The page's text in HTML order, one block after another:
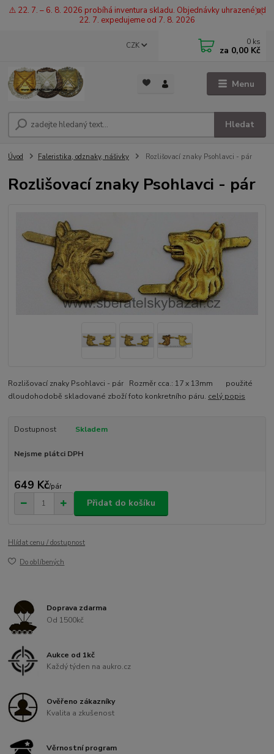
⚠️ 22. 7. – 6. 8. 2026 probíhá inventura skladu. Objednávky uhrazené od
22. 7. expedujeme od 7. 8. 2026
Menu
CZK
Hledat
0 ks
za 0,00 Kč
Úvod Faleristika, odznaky, nášivky Rozlišovací znaky Psohlavci - pár
Rozlišovací znaky Psohlavci - pár
Rozlišovací znaky Psohlavci - pár Rozměr cca.: 17 x 13mm použité
dloudohodobě skladované zboží foto konkretního páru. celý popis
Dostupnost Skladem
Nejsme plátci DPH
649 Kč/pár
Přidat do košíku
Hlídat cenu / dostupnost
Do oblíbených
Doprava zdarma
Od 1500kč
Aukce od 1kč
Každý týden na aukro.cz
Ověřeno zákazníky
Kvalita a zkušenost
Věrnostní program